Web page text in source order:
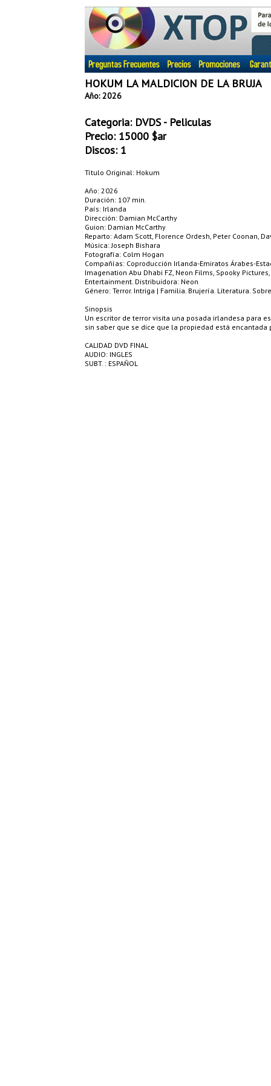
HOKUM LA MALDICION DE LA BRUJA
Año: 2026
Categoria: DVDS - Peliculas
Precio: 15000 $ar
Discos: 1
Título Original: Hokum
Año: 2026
Duración: 107 min.
País: Irlanda
Dirección: Damian McCarthy
Guion: Damian McCarthy
Reparto: Adam Scott, Florence Ordesh, Peter Coonan,
Música: Joseph Bishara
Fotografía: Colm Hogan
Compañías: Coproducción Irlanda-Emiratos Árabes-
Imagenation Abu Dhabi FZ, Neon Films, Spooky
Entertainment. Distribuidora: Neon
Género: Terror. Intriga | Familia. Brujería. Literatura.
Sinopsis
Un escritor de terror visita una posada irlandesa para
sin saber que se dice que la propiedad está encantada
CALIDAD DVD FINAL
AUDIO: INGLES
SUBT. : ESPAÑOL